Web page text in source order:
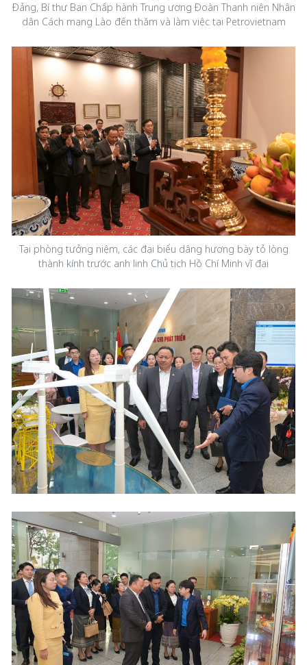
Đảng, Bí thư Ban Chấp hành Trung ương Đoàn Thanh niên Nhân
dân Cách mạng Lào đến thăm và làm việc tại Petrovietnam
Tại phòng tưởng niệm, các đại biểu dâng hương bày tỏ lòng
thành kính trước anh linh Chủ tịch Hồ Chí Minh vĩ đại